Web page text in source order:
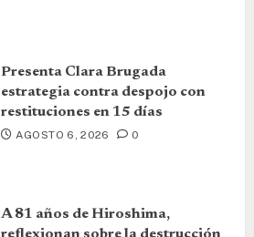
Presenta Clara Brugada
estrategia contra despojo con
restituciones en 15 días
AGOSTO 6, 2026 0
A 81 años de Hiroshima,